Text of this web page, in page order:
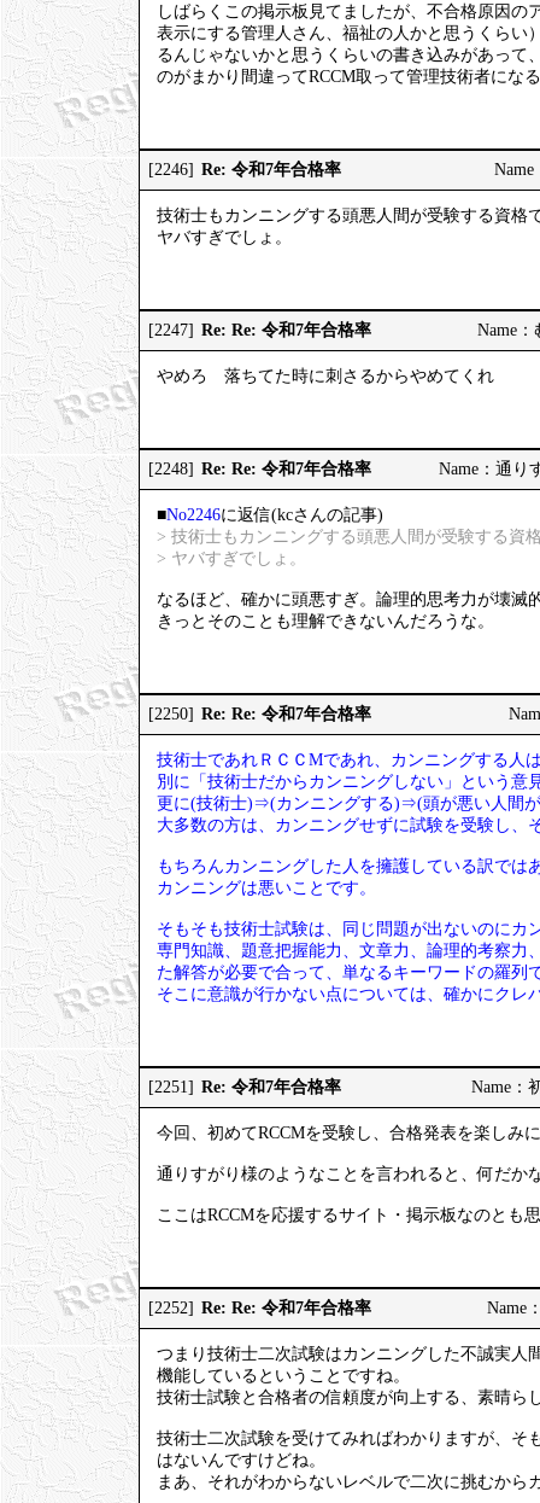
しばらくこの掲示板見てましたが、不合格原因
表示にする管理人さん、福祉の人かと思うくら
るんじゃないかと思うくらいの書き込みがあっ
のがまかり間違ってRCCM取って管理技術者にな
[2246] Re: 令和7年合格率
技術士もカンニングする頭悪人間が受験する資格
ヤバすぎでしょ。
[2247] Re: Re: 令和7年合格率 Name
やめろ 落ちてた時に刺さるからやめてくれ
[2248] Re: Re: 令和7年合格率 Name：通り
■No2246に返信(kcさんの記事)
> 技術士もカンニングする頭悪人間が受験する資
> ヤバすぎでしょ。
なるほど、確かに頭悪すぎ。論理的思考力が壊滅
きっとそのことも理解できないんだろうな。
[2250] Re: Re: 令和7年合格率
技術士であれＲＣＣМであれ、カンニングする人
別に「技術士だからカンニングしない」という意
更に(技術士)⇒(カンニングする)⇒(頭が悪い人間
大多数の方は、カンニングせずに試験を受験し、
もちろんカンニングした人を擁護している訳では
カンニングは悪いことです。
そもそも技術士試験は、同じ問題が出ないのにカ
専門知識、題意把握能力、文章力、論理的考察力
た解答が必要で合って、単なるキーワードの羅列
そこに意識が行かない点については、確かにクレ
[2251] Re: 令和7年合格率 Name：
今回、初めてRCCMを受験し、合格発表を楽しみ
通りすがり様のようなことを言われると、何だか
ここはRCCMを応援するサイト・掲示板なのとも
[2252] Re: Re: 令和7年合格率 Name
つまり技術士二次試験はカンニングした不誠実人
機能しているということですね。
技術士試験と合格者の信頼度が向上する、素晴ら
技術士二次試験を受けてみればわかりますが、そ
はないんですけどね。
まあ、それがわからないレベルで二次に挑むから